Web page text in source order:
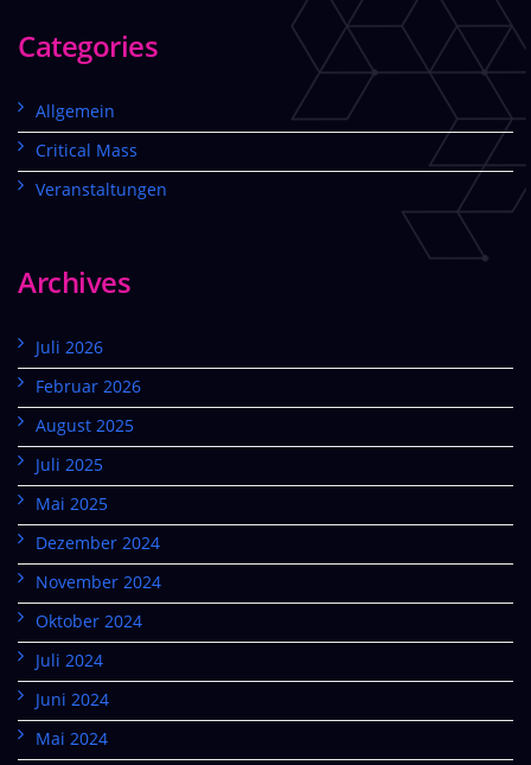
Categories
Allgemein
Critical Mass
Veranstaltungen
Archives
Juli 2026
Februar 2026
August 2025
Juli 2025
Mai 2025
Dezember 2024
November 2024
Oktober 2024
Juli 2024
Juni 2024
Mai 2024